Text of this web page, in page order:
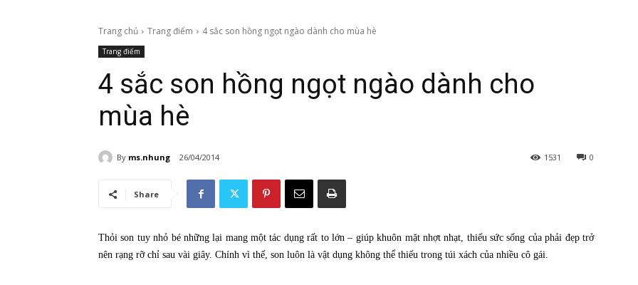
Trang chủ Trang điểm 4 sắc son hồng ngọt ngào dành cho mùa hè
Trang điểm
4 sắc son hồng ngọt ngào dành cho
mùa hè
By ms.nhung 26/04/2014 0
1531
Share
Thỏi son tuy nhỏ bé những lại mang một tác dụng rất to lớn – giúp khuôn mặt nhợt nhạt, thiếu sức sống của phải đẹp trở
nên rạng rỡ chỉ sau vài giây. Chính vì thế, son luôn là vật dụng không thể thiếu trong túi xách của nhiều cô gái.